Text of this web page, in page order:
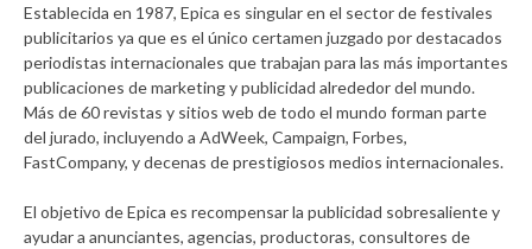
Establecida en 1987, Epica es singular en el sector de festivales
publicitarios ya que es el único certamen juzgado por destacados
periodistas internacionales que trabajan para las más importantes
publicaciones de marketing y publicidad alrededor del mundo.
Más de 60 revistas y sitios web de todo el mundo forman parte
del jurado, incluyendo a AdWeek, Campaign, Forbes,
FastCompany, y decenas de prestigiosos medios internacionales.
El objetivo de Epica es recompensar la publicidad sobresaliente y
ayudar a anunciantes, agencias, productoras, consultores de